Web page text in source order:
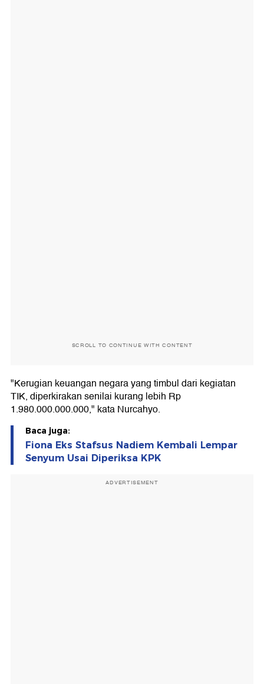
SCROLL TO CONTINUE WITH CONTENT
"Kerugian keuangan negara yang timbul dari kegiatan
TIK, diperkirakan senilai kurang lebih Rp
1.980.000.000.000," kata Nurcahyo.
Baca juga:
Fiona Eks Stafsus Nadiem Kembali Lempar
Senyum Usai Diperiksa KPK
ADVERTISEMENT